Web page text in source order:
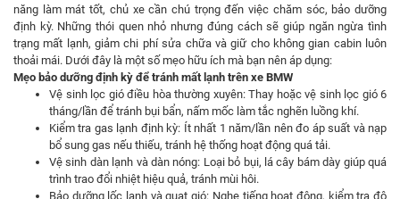
năng làm mát tốt, chủ xe cần chú trọng đến việc chăm sóc, bảo dưỡng
định kỳ. Những thói quen nhỏ nhưng đúng cách sẽ giúp ngăn ngừa tình
trạng mất lạnh, giảm chi phí sửa chữa và giữ cho không gian cabin luôn
thoải mái. Dưới đây là một số mẹo hữu ích mà bạn nên áp dụng:
Mẹo bảo dưỡng định kỳ để tránh mất lạnh trên xe BMW
Vệ sinh lọc gió điều hòa thường xuyên: Thay hoặc vệ sinh lọc gió 6
tháng/lần để tránh bụi bẩn, nấm mốc làm tắc nghẽn luồng khí.
Kiểm tra gas lạnh định kỳ: Ít nhất 1 năm/lần nên đo áp suất và nạp
bổ sung gas nếu thiếu, tránh hệ thống hoạt động quá tải.
Vệ sinh dàn lạnh và dàn nóng: Loại bỏ bụi, lá cây bám dày giúp quá
trình trao đổi nhiệt hiệu quả, tránh mùi hôi.
Bảo dưỡng lốc lạnh và quạt gió: Nghe tiếng hoạt động, kiểm tra độ